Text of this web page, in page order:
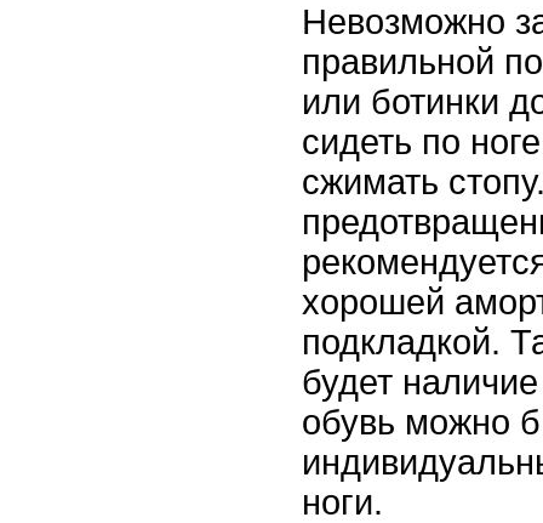
Невозможно
правильной
или ботинки
сидеть по
сжимать
хорошей
подкладкой.
будет
обувь можно
ноги.